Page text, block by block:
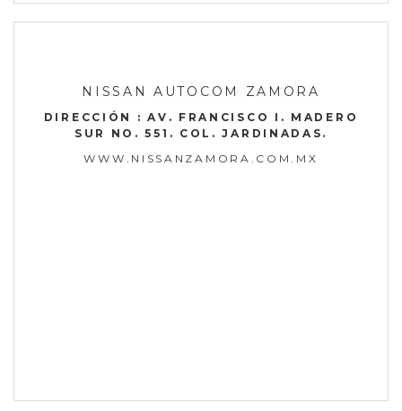
NISSAN AUTOCOM ZAMORA
DIRECCIÓN : AV. FRANCISCO I. MADERO
SUR NO. 551. COL. JARDINADAS.
WWW.NISSANZAMORA.COM.MX